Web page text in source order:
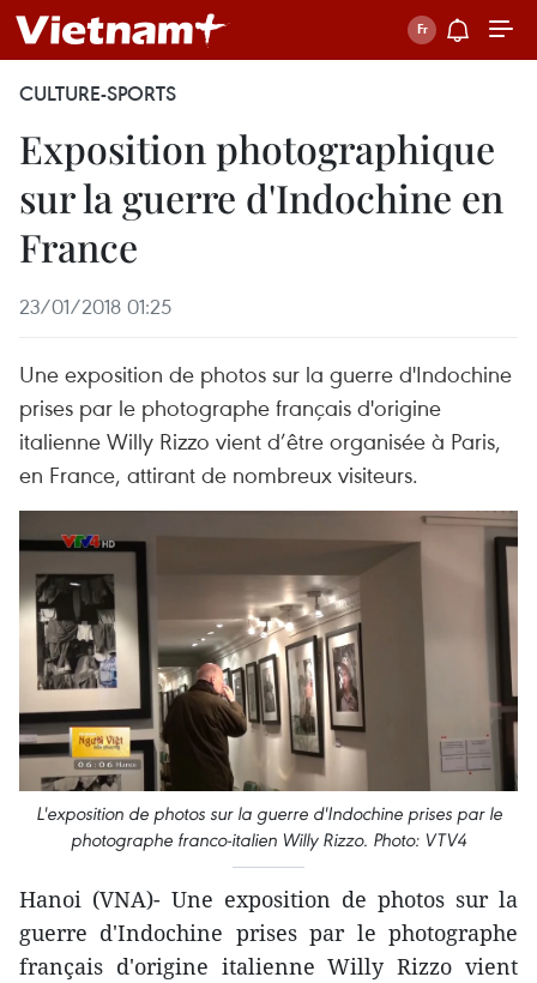
CULTURE-SPORTS
Exposition photographique
sur la guerre d'Indochine en
France
23/01/2018 01:25
Une exposition de photos sur la guerre d'Indochine
prises par le photographe français d'origine
italienne Willy Rizzo vient d’être organisée à Paris,
en France, attirant de nombreux visiteurs.
L'exposition de photos sur la guerre d'Indochine prises par le
photographe franco-italien Willy Rizzo. Photo: VTV4
Hanoi (VNA)- Une exposition de photos sur la
guerre d'Indochine prises par le photographe
français d'origine italienne Willy Rizzo vient